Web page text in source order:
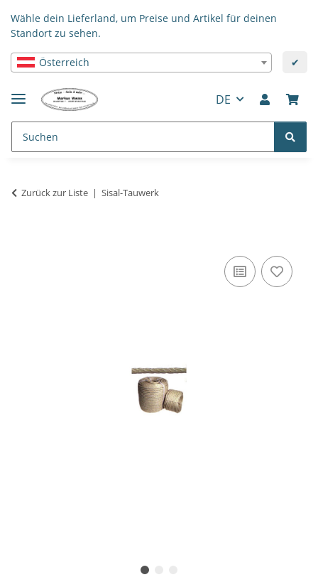
Wähle dein Lieferland, um Preise und Artikel für deinen
Standort zu sehen.
Österreich ✔
DE
Zurück zur Liste Sisal-Tauwerk